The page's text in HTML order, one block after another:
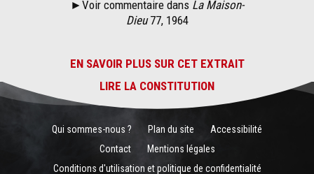
►Voir commentaire dans La Maison-
Dieu77, 1964
EN SAVOIR PLUS SUR CET EXTRAIT
LIRE LA CONSTITUTION
Qui sommes-nous ? Plan du site
Accessibilité
Contact
Mentions légales
Conditions d'utilisation et politique de confidentialité